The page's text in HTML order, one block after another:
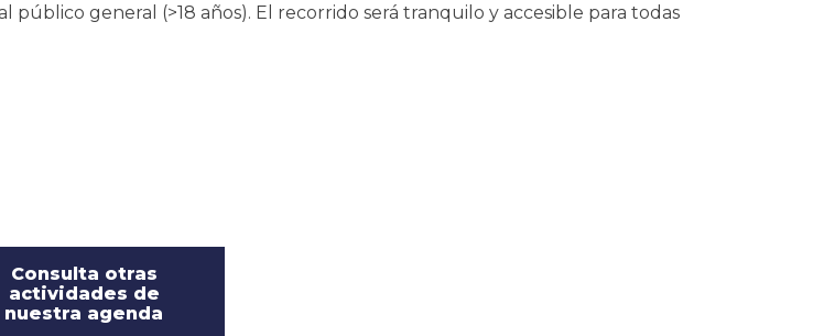
público general (>18 años). El recorrido será tranquilo y accesible para todas
Consulta otras
actividades de
nuestra agenda